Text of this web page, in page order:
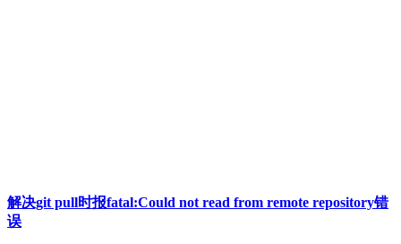
解决git pull时报fatal:Could not read from remote repository错
误